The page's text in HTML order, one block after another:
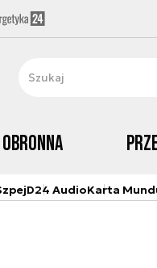
D24 AudioKarta